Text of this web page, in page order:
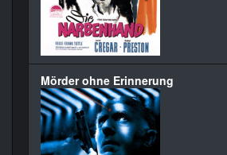
Mörder ohne Erinnerung